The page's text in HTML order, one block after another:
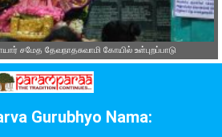
சமேத தேவநாதசுவாமி கோயில் உள்புறப்பாடு
Gurubhyo Nama: